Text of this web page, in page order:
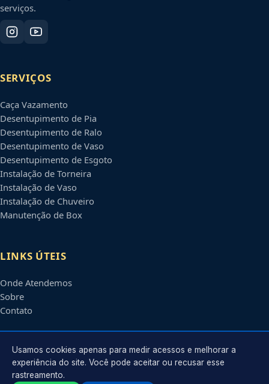
serviços.
SERVIÇOS
Caça Vazamento
Desentupimento de Pia
Desentupimento de Ralo
Desentupimento de Vaso
Desentupimento de Esgoto
Instalação de Torneira
Instalação de Vaso
Instalação de Chuveiro
Manutenção de Box
LINKS ÚTEIS
Onde Atendemos
Sobre
Contato
CONTATO
Atendimento em
Usamos cookies apenas para medir acessos e melhorar a
experiência do site. Você pode aceitar ou recusar esse
rastreamento.